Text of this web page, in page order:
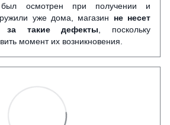
осмотрен при получении и
уже дома, магазин не несет
за такие дефекты , поскольку
момент их возникновения.